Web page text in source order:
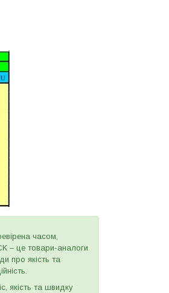
часом,
– це товари-аналоги
про якість та
якість та швидку